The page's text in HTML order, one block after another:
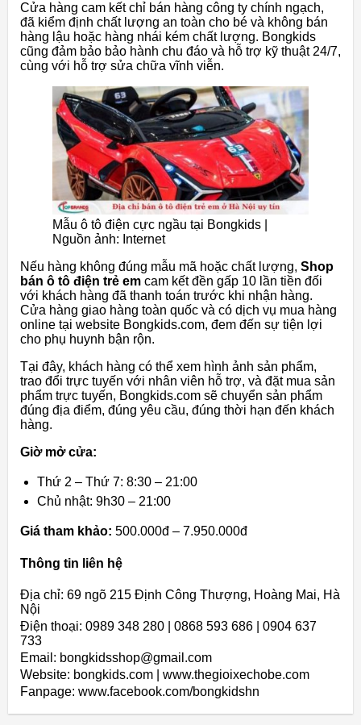
Cửa hàng cam kết chỉ bán hàng công ty chính ngạch,
đã kiểm định chất lượng an toàn cho bé và không bán
hàng lậu hoặc hàng nhái kém chất lượng. Bongkids
cũng đảm bảo bảo hành chu đáo và hỗ trợ kỹ thuật 24/7,
cùng với hỗ trợ sửa chữa vĩnh viễn.
Mẫu ô tô điện cực ngầu tại Bongkids |
Nguồn ảnh: Internet
Nếu hàng không đúng mẫu mã hoặc chất lượng, Shop
bán ô tô điện trẻ em cam kết đền gấp 10 lần tiền đối
với khách hàng đã thanh toán trước khi nhận hàng.
Cửa hàng giao hàng toàn quốc và có dịch vụ mua hàng
online tại website Bongkids.com, đem đến sự tiện lợi
cho phụ huynh bận rộn.
Tại đây, khách hàng có thể xem hình ảnh sản phẩm,
trao đổi trực tuyến với nhân viên hỗ trợ, và đặt mua sản
phẩm trực tuyến, Bongkids.com sẽ chuyển sản phẩm
đúng địa điểm, đúng yêu cầu, đúng thời hạn đến khách
hàng.
Giờ mở cửa:
Thứ 2 – Thứ 7: 8:30 – 21:00
Chủ nhật: 9h30 – 21:00
Giá tham khảo: 500.000đ – 7.950.000đ
Thông tin liên hệ
Địa chỉ: 69 ngõ 215 Định Công Thượng, Hoàng Mai, Hà
Nội
Điện thoại: 0989 348 280 | 0868 593 686 | 0904 637
733
Email: bongkidsshop@gmail.com
Website: bongkids.com | www.thegioixechobe.com
Fanpage: www.facebook.com/bongkidshn